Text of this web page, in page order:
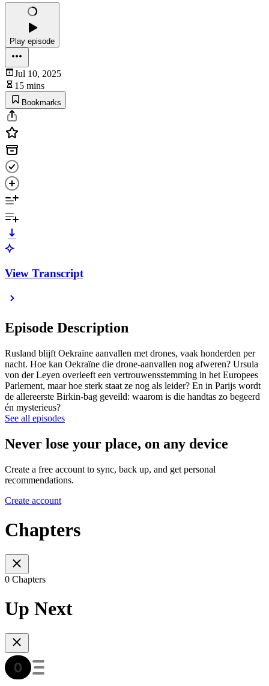
Play episode
Jul 10, 2025
15 mins
Bookmarks
View Transcript
Episode Description
Rusland blijft Oekraïne aanvallen met drones, vaak honderden per
nacht. Hoe kan Oekraïne die drone-aanvallen nog afweren? Ursula
von der Leyen overleeft een vertrouwensstemming in het Europees
Parlement, maar hoe sterk staat ze nog als leider? En in Parijs wordt
de allereerste Birkin-bag geveild: waarom is die handtas zo begeerd
én mysterieus?
See all episodes
Never lose your place, on any device
Create a free account to sync, back up, and get personal
recommendations.
Create account
Chapters
0 Chapters
Up Next